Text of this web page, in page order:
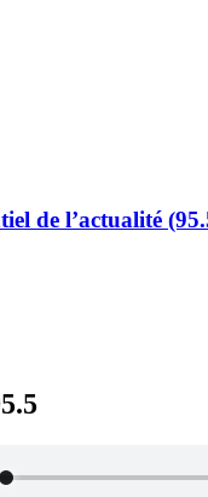
de l’actualité